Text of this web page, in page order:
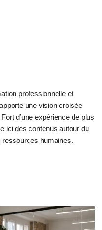
professionnelle et
une vision croisée
d’une expérience de plus
ici des contenus autour du
ressources humaines.